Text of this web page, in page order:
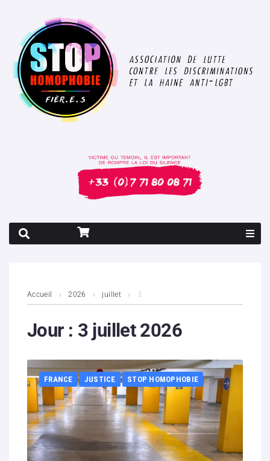
Boutique
Partenaires
Contacts
Accueil 2026 juillet 3
Jour : 3 juillet 2026
FRANCE JUSTICE STOP HOMOPHOBIE